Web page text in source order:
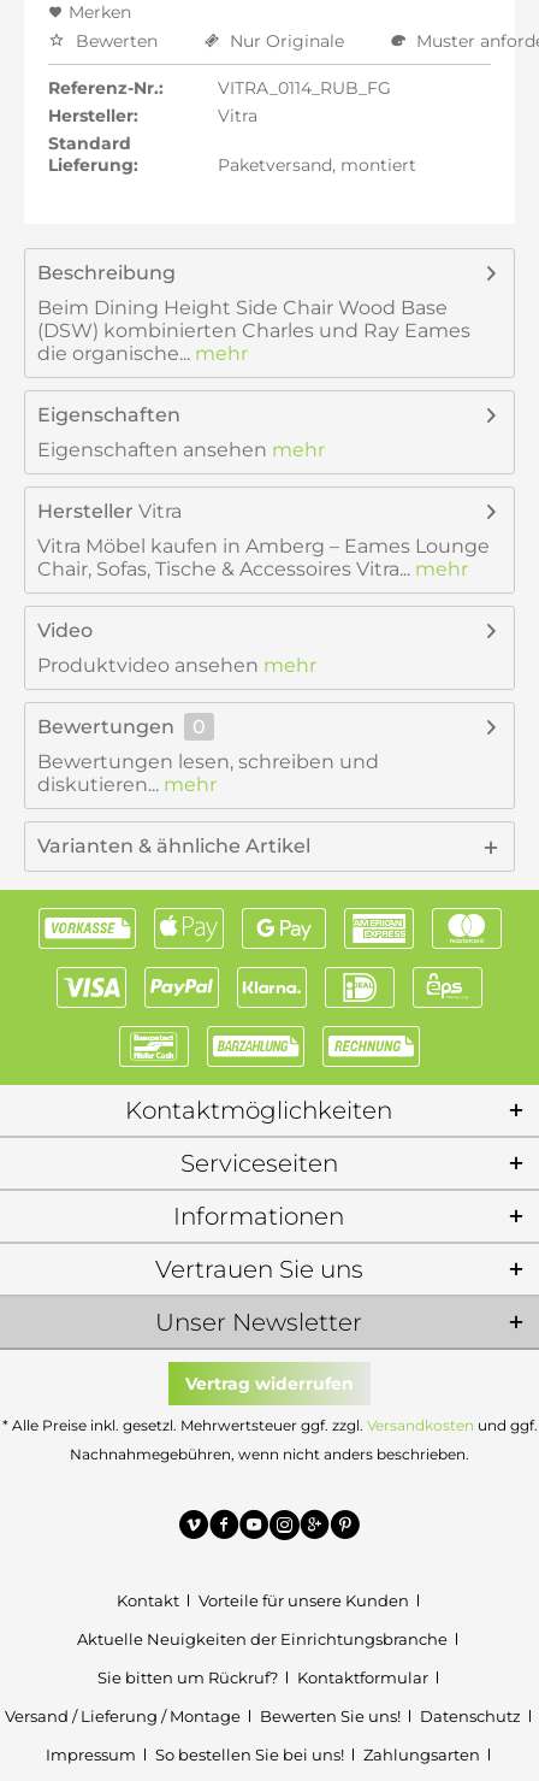
Merken
Bewerten
Nur Originale Muster
Referenz-Nr.:
VITRA_0114_RUB_FG
Hersteller:
Vitra
Standard
Lieferung:
Paketversand, montiert
Beschreibung
Beim Dining Height Side Chair Wood Base
(DSW) kombinierten Charles und Ray Eames
die organische... mehr
Eigenschaften
Eigenschaften ansehen mehr
Hersteller Vitra
Vitra Möbel kaufen in Amberg – Eames Lounge
Chair, Sofas, Tische & Accessoires Vitra... mehr
Video
Produktvideo ansehen mehr
Bewertungen
0
Bewertungen lesen, schreiben und
diskutieren... mehr
Varianten & ähnliche Artikel
Kontaktmöglichkeiten
Serviceseiten
Informationen
Unser Newsletter
Vertrauen Sie uns
Vertrag widerrufen
* Alle Preise inkl. gesetzl. Mehrwertsteuer ggf. zzgl. Versandkosten und ggf.
Nachnahmegebühren, wenn nicht anders beschrieben.
Kontakt
Vorteile für unsere Kunden
Aktuelle Neuigkeiten der Einrichtungsbranche
Sie bitten um Rückruf?
Kontaktformular
Versand / Lieferung / Montage
Bewerten Sie uns!
Datenschutz
Impressum
So bestellen Sie bei uns! Zahlungsarten